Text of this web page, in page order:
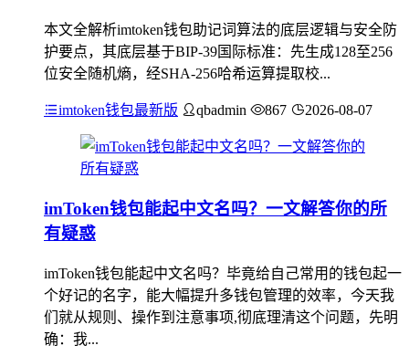
本文全解析imtoken钱包助记词算法的底层逻辑与安全防
护要点，其底层基于BIP-39国际标准：先生成128至256
位安全随机熵，经SHA-256哈希运算提取校...
imtoken钱包最新版 qbadmin 867 2026-08-07
imToken钱包能起中文名吗？一文解答你的所
有疑惑
imToken钱包能起中文名吗？毕竟给自己常用的钱包起一
个好记的名字，能大幅提升多钱包管理的效率，今天我
们就从规则、操作到注意事项,彻底理清这个问题，先明
确：我...